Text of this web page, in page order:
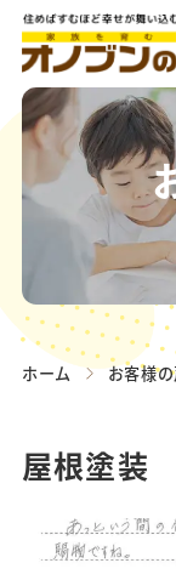
ホーム お客様
屋根塗装